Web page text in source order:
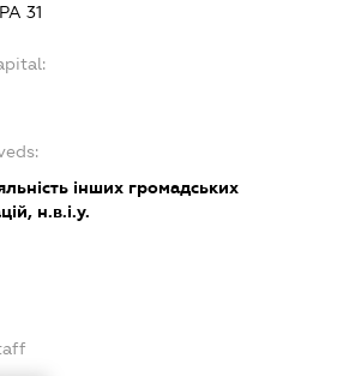
31
інших громадських
н.в.і.у.